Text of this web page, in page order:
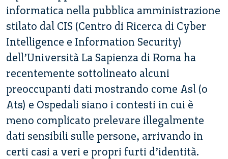
informatica nella pubblica amministrazione
stilato dal CIS (Centro di Ricerca di Cyber
Intelligence e Information Security)
dell’Università La Sapienza di Roma ha
recentemente sottolineato alcuni
preoccupanti dati mostrando come Asl (o
Ats) e Ospedali siano i contesti in cui è
meno complicato prelevare illegalmente
dati sensibili sulle persone, arrivando in
certi casi a veri e propri furti d’identità.